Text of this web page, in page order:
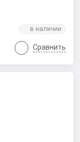
Сравнить